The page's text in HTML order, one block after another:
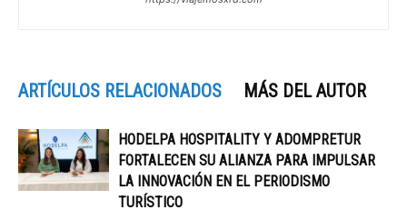
ARTÍCULOS RELACIONADOS MÁS DEL AUTOR
HODELPA HOSPITALITY Y ADOMPRETUR
FORTALECEN SU ALIANZA PARA IMPULSAR
LA INNOVACIÓN EN EL PERIODISMO
TURÍSTICO